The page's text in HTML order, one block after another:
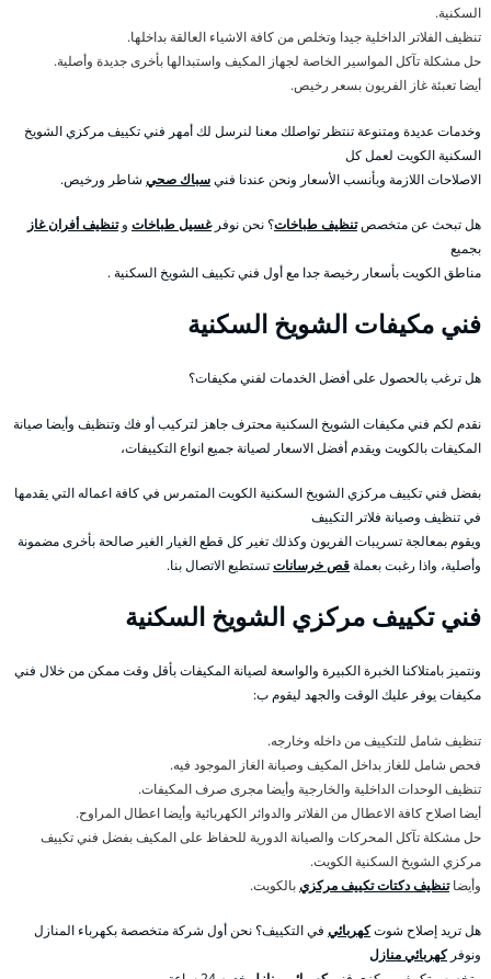
السكنية.
تنظيف الفلاتر الداخلية جيدا وتخلص من كافة الاشياء العالقة بداخلها.
حل مشكلة تآكل المواسير الخاصة لجهاز المكيف واستبدالها بأخرى جديدة وأصلية.
أيضا تعبئة غاز الفريون بسعر رخيص.
وخدمات عديدة ومتنوعة تنتظر تواصلك معنا لنرسل لك أمهر فني تكييف مركزي الشويخ
السكنية الكويت لعمل كل
الاصلاحات اللازمة وبأنسب الأسعار ونحن عندنا فنيسباك صحي شاطر ورخيص.
هل تبحث عن متخصصتنظيف طباخات؟ نحن نوفرغسيل طباخات وتنظيف أفران غاز
بجميع
مناطق الكويت بأسعار رخيصة جدا مع أول فني تكييف الشويخ السكنية .
فني مكيفات الشويخ السكنية
هل ترغب بالحصول على أفضل الخدمات لفني مكيفات؟
نقدم لكم فني مكيفات الشويخ السكنية محترف جاهز لتركيب أو فك وتنظيف وأيضا صيانة
المكيفات بالكويت ويقدم أفضل الاسعار لصيانة جميع انواع التكييفات،
بفضل فني تكييف مركزي الشويخ السكنية الكويت المتمرس في كافة اعماله التي يقدمها
في تنظيف وصيانة فلاتر التكييف
ويقوم بمعالجة تسريبات الفريون وكذلك تغير كل قطع الغيار الغير صالحة بأخرى مضمونة
وأصلية، واذا رغبت بعملةقص خرساناتتستطيع الاتصال بنا.
فني تكييف مركزي الشويخ السكنية
ونتميز بامتلاكنا الخبرة الكبيرة والواسعة لصيانة المكيفات بأقل وقت ممكن من خلال فني
مكيفات يوفر عليك الوقت والجهد ليقوم ب:
تنظيف شامل للتكييف من داخله وخارجه.
فحص شامل للغاز بداخل المكيف وصيانة الغاز الموجود فيه.
تنظيف الوحدات الداخلية والخارجية وأيضا مجرى صرف المكيفات.
أيضا اصلاح كافة الاعطال من الفلاتر والدوائر الكهربائية وأيضا اعطال المراوح.
حل مشكلة تآكل المحركات والصيانة الدورية للحفاظ على المكيف بفضل فني تكييف
مركزي الشويخ السكنية الكويت.
وأيضاتنظيف دكتات تكييف مركزيبالكويت.
هل تريد إصلاح شوتكهربائي في التكييف؟ نحن أول شركة متخصصة بكهرباء المنازل
ونوفركهربائي منازل